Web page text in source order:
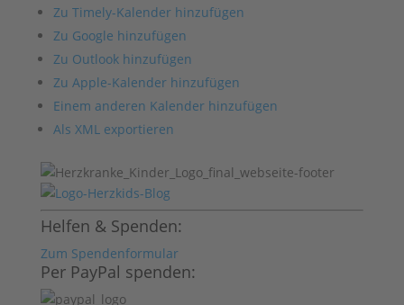
Zu Timely-Kalender hinzufügen
Zu Google hinzufügen
Zu Outlook hinzufügen
Zu Apple-Kalender hinzufügen
Einem anderen Kalender hinzufügen
Als XML exportieren
Helfen & Spenden:
Zum Spendenformular
Per PayPal spenden: